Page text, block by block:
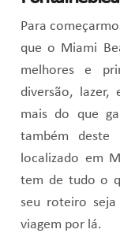
Para
que o Miami
melhores e
diversão,
mais do que
também
localizado em
tem de tudo o
seu roteiro
viagem por lá.